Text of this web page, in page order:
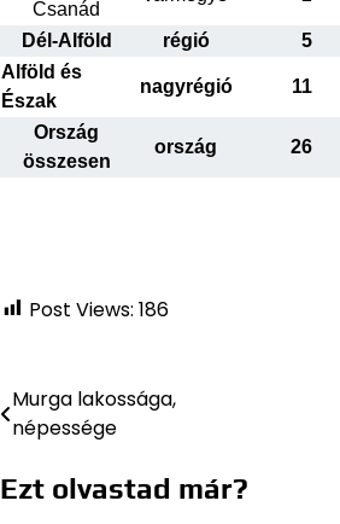
Csanád
Dél-Alföld régió 5
Alföld és
Észak
nagyrégió 11
Ország
összesen
ország 26
Post Views: 186
Bejegyzés
navigáció
Murga lakossága,
népessége
Ezt olvastad már?